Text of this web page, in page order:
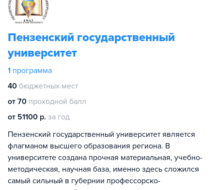
Пензенский государственный
университет
1 программа
40 бюджетных мест
от 70 проходной балл
от 51100 р. за год
Пензенский государственный университет является
флагманом высшего образования региона. В
университете создана прочная материальная, учебно-
методическая, научная база, именно здесь сложился
самый сильный в губернии профессорско-